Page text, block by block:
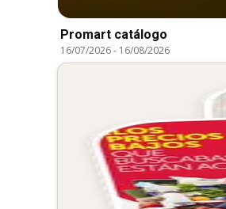
Promart catálogo
16/07/2026- 16/08/2026